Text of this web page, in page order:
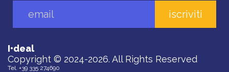
I•deal
Copyright © 2024-2026. All Rights Reserved
Tel. +39 335 274690